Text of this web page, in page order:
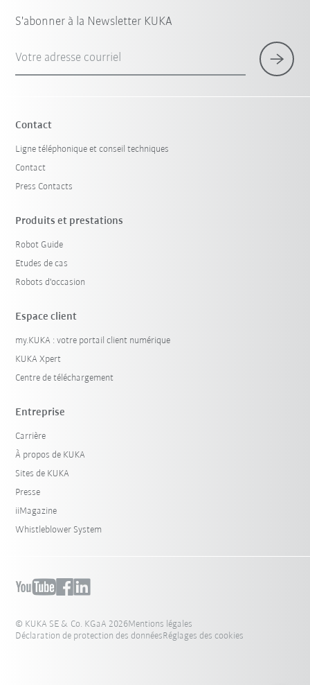
S'abonner à la Newsletter KUKA
Votre adresse courriel
Contact
Ligne téléphonique et conseil techniques
Contact
Press Contacts
Produits et prestations
Robot Guide
Etudes de cas
Robots d'occasion
Espace client
my.KUKA : votre portail client numérique
KUKA Xpert
Centre de téléchargement
Entreprise
Carrière
À propos de KUKA
Sites de KUKA
Presse
iiMagazine
Whistleblower System
© KUKA SE & Co. KGaA 2026Mentions légales
Déclaration de protection des donnéesRéglages des cookies